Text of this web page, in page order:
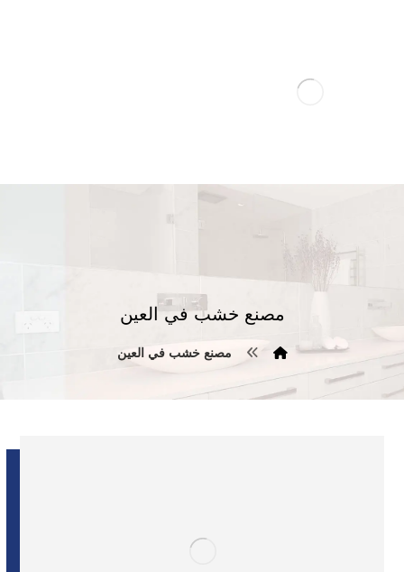
مصنع خشب في العين
مصنع خشب في العين